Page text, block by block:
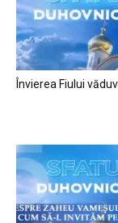
Învierea Fiului